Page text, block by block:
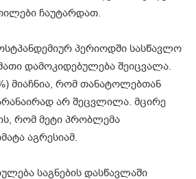
ჩაუტარდათ.
პერიოდში სასწავლო
დამოკიდებულება შეიცვალა.
მიაჩნია, რომ თანატოლებთან
არ შეცვლილა. მცირე
რომ მეტი პრობლემა
აგრესიამ.
საგნების დასწავლაში